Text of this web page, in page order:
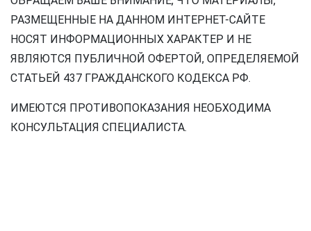
РАЗМЕЩЕННЫЕ НА ДАННОМ ИНТЕРНЕТ-САЙТЕ
НОСЯТ ИНФОРМАЦИОННЫХ ХАРАКТЕР И НЕ
ЯВЛЯЮТСЯ ПУБЛИЧНОЙ ОФЕРТОЙ, ОПРЕДЕЛЯЕМОЙ
СТАТЬЕЙ 437 ГРАЖДАНСКОГО КОДЕКСА РФ.
ИМЕЮТСЯ ПРОТИВОПОКАЗАНИЯ НЕОБХОДИМА
КОНСУЛЬТАЦИЯ СПЕЦИАЛИСТА.